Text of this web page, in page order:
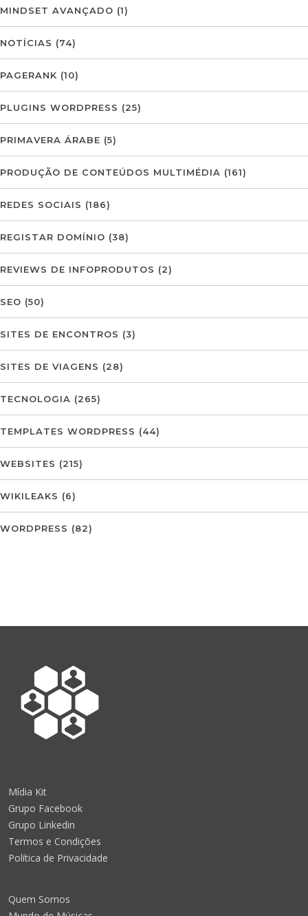
MINDSET AVANÇADO (1)
NOTÍCIAS (74)
PAGERANK (10)
PLUGINS WORDPRESS (25)
PRIMAVERA ÁRABE (5)
PRODUÇÃO DE CONTEÚDOS MULTIMÉDIA (161)
REDES SOCIAIS (186)
REGISTAR DOMÍNIO (38)
REVIEWS DE INFOPRODUTOS (2)
SEO (50)
SITES DE ENCONTROS (3)
SITES DE VIAGENS (28)
TECNOLOGIA (265)
TEMPLATES WORDPRESS (44)
WEBSITES (215)
WIKILEAKS (6)
WORDPRESS (82)
Mídia Kit
Grupo Facebook
Grupo Linkedin
Termos e Condições
Política de Privacidade
Quem Somos